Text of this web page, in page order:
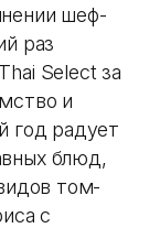
шеф-
раз
Select за
и
год радует
блюд,
том-
с